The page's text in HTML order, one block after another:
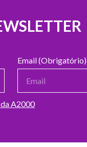
Email (Obrigatório)
A2000